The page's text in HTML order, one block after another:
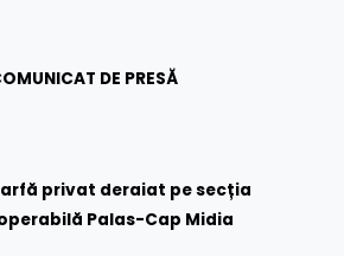
DE PRESĂ
privat deraiat pe secția
Palas-Cap Midia